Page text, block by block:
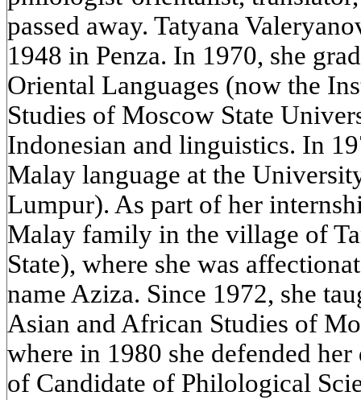
passed away. Tatyana
1948 in Penza. In 1970, she
Oriental Languages (now the
Studies of Moscow State
Indonesian and linguistics. In
Malay language at the
Lumpur). As part of her
Malay family in the village of
State), where she was
name Aziza. Since 1972, she
Asian and African Studies of
where in 1980 she defended
of Candidate of Philological